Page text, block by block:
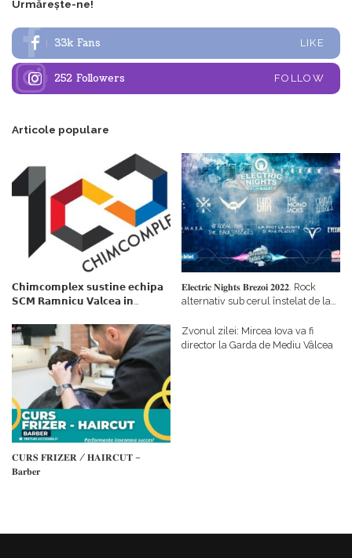
Urmărește-ne!
33k Fans LIKE
252 Followers FOLLOW
Articole populare
𝗖𝗵𝗶𝗺𝗰𝗼𝗺𝗽𝗹𝗲𝘅 𝘀𝘂𝘀𝘁𝗶𝗻𝗲 𝗲𝗰𝗵𝗶𝗽𝗮
𝗦𝗖𝗠 𝗥𝗮𝗺𝗻𝗶𝗰𝘂 𝗩𝗮𝗹𝗰𝗲𝗮 𝗶𝗻
𝗳𝗶𝗻𝗮𝗻𝘁𝗮𝘁𝗼𝗿
𝐄𝐥𝐞𝐜𝐭𝐫𝐢𝐜 𝐍𝐢𝐠𝐡𝐭𝐬 𝐁𝐫𝐞𝐳𝐨𝐢 𝟐𝟎𝟐𝟐. Rock
alternativ sub cerul înstelat de la
𝐂𝐔𝐑𝐒 𝐅𝐑𝐈𝐙𝐄𝐑 / 𝐇𝐀𝐈𝐑𝐂𝐔𝐓 –
𝐁𝐚𝐫𝐛𝐞𝐫
Zvonul zilei: Mircea Iova va fi
director la Garda de Mediu Vâlcea